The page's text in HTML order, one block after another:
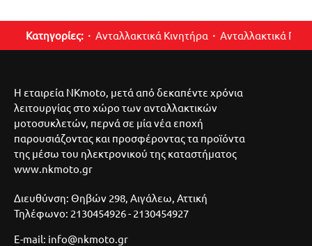
Κατηγορίες: Ανταλλακτικά Κινητήρα Ανταλλακτικά
Η εταιρεία NKmoto, μετά από δεκαπέντε χρόνια
λειτουργίας στο χώρο των ανταλλακτικών
μοτοσυκλετών, περνά σε μία νέα εποχή
παρουσιάζοντας και προσφέροντας τα προϊόντα
της μέσω του ηλεκτρονικού της καταστήματος
www.nkmoto.gr
Διευθύνση: Θηβών 298, Αιγάλεω, Αττική
Τηλέφωνο: 2130454926 - 2130454927
E-mail: info@nkmoto.gr